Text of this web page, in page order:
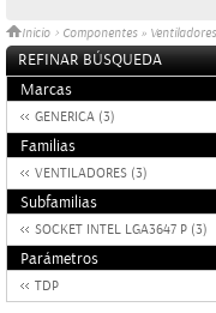
Inicio > Componentes » Ventiladores
REFINAR BÚSQUEDA
Marcas
GENERICA (3)
Familias
VENTILADORES (3)
Subfamilias
SOCKET INTEL LGA3647 P (3)
Parámetros
TDP